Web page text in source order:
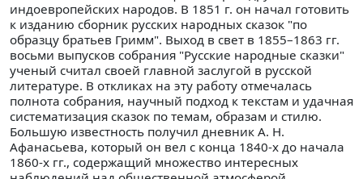
индоевропейских народов. В 1851 г. он начал готовить
к изданию сборник русских народных сказок "по
образцу братьев Гримм". Выход в свет в 1855–1863 гг.
восьми выпусков собрания "Русские народные сказки"
ученый считал своей главной заслугой в русской
литературе. В откликах на эту работу отмечалась
полнота собрания, научный подход к текстам и удачная
систематизация сказок по темам, образам и стилю.
Большую известность получил дневник А. Н.
Афанасьева, который он вел с конца 1840-х до начала
1860-х гг., содержащий множество интересных